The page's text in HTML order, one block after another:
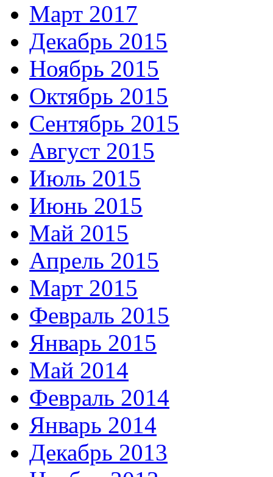
Март 2017
Декабрь 2015
Ноябрь 2015
Октябрь 2015
Сентябрь 2015
Август 2015
Июль 2015
Июнь 2015
Май 2015
Апрель 2015
Март 2015
Февраль 2015
Январь 2015
Май 2014
Февраль 2014
Январь 2014
Декабрь 2013